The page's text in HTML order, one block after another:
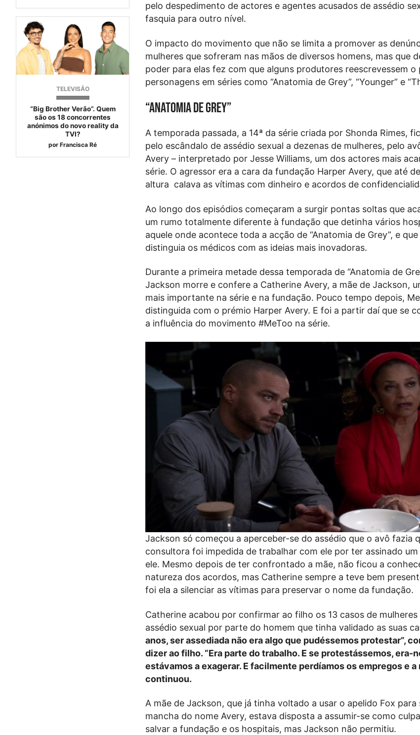
TELEVISÃO
“Big Brother Verão”. Quem
são os 18 concorrentes
anónimos do novo reality da
TVI?
por Francisca Ré
pelo despedimento de actores e agentes acusados de assédio
fasquia para outro nível.
O impacto do movimento que não se limita a promover as
mulheres que sofreram nas mãos de diversos homens, mas que
poder para elas fez com que alguns produtores reescrevessem o
personagens em séries como “Anatomia de Grey”, “Younger” e
“Anatomia de Grey”
A temporada passada, a 14ª da série criada por Shonda Rimes,
pelo escândalo de assédio sexual a dezenas de mulheres, pelo
Avery – interpretado por Jesse Williams, um dos actores mais
série. O agressor era a cara da fundação Harper Avery, que até
altura calava as vítimas com dinheiro e acordos de
Ao longo dos episódios começaram a surgir pontas soltas que
um rumo totalmente diferente à fundação que detinha vários
aquele onde acontece toda a acção de “Anatomia de Grey”, e
distinguia os médicos com as ideias mais inovadoras.
Durante a primeira metade dessa temporada de “Anatomia de
Jackson morre e confere a Catherine Avery, a mãe de Jackson,
mais importante na série e na fundação. Pouco tempo depois,
distinguida com o prémio Harper Avery. E foi a partir daí que se
a influência do movimento #MeToo na série.
Jackson só começou a aperceber-se do assédio que o avô fazia
consultora foi impedida de trabalhar com ele por ter assinado
ele. Mesmo depois de ter confrontado a mãe, não ficou a
natureza dos acordos, mas Catherine sempre a teve bem
foi ela a silenciar as vítimas para preservar o nome da fundação.
Catherine acabou por confirmar ao filho os 13 casos de
assédio sexual por parte do homem que tinha validado as suas
anos, ser assediada não era algo que pudéssemos protestar”,
dizer ao filho. “Era parte do trabalho. E se protestássemos, era-
estávamos a exagerar. E facilmente perdíamos os empregos e a
continuou.
A mãe de Jackson, que já tinha voltado a usar o apelido Fox para
mancha do nome Avery, estava disposta a assumir-se como
salvar a fundação e os hospitais, mas Jackson não permitiu.